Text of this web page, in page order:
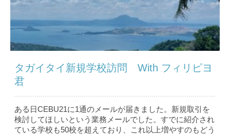
タガイタイ新規学校訪問 With フィリピヨ
君
ある日CEBU21に1通のメールが届きました。新規取引を
検討してほしいという業務メールでした。すでに紹介され
ている学校も50校を超えており、これ以上増やすのもどう